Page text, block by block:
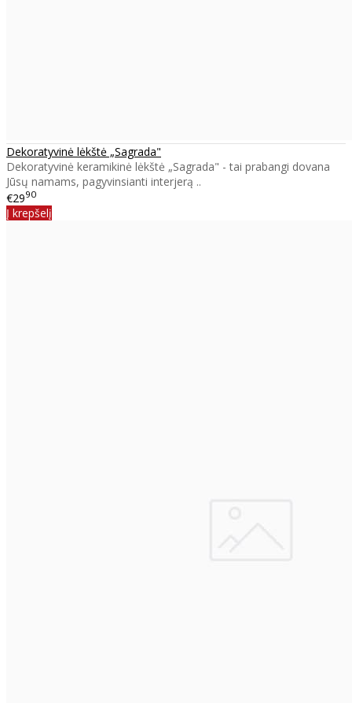
Dekoratyvinė lėkštė „Sagrada"
Dekoratyvinė keramikinė lėkštė „Sagrada" - tai prabangi dovana
Jūsų namams, pagyvinsianti interjerą ..
€2990
Į krepšelį